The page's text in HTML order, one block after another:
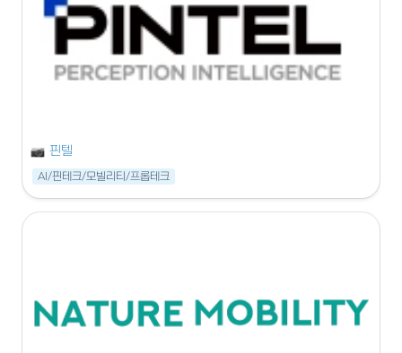
핀텔
AI/핀테크/모빌리티/프롭테크